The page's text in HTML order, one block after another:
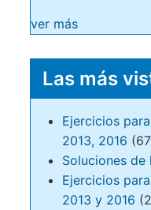
ver más
Las más
Ejercicios
2013, 2016
Soluciones
Ejercicios
2013 y 2016